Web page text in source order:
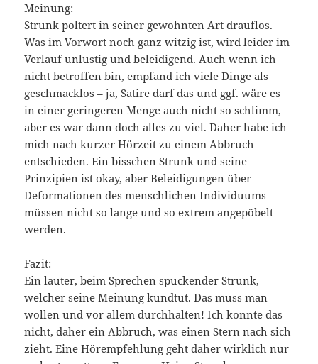
Meinung:
Strunk poltert in seiner gewohnten Art drauflos.
Was im Vorwort noch ganz witzig ist, wird leider im
Verlauf unlustig und beleidigend. Auch wenn ich
nicht betroffen bin, empfand ich viele Dinge als
geschmacklos – ja, Satire darf das und ggf. wäre es
in einer geringeren Menge auch nicht so schlimm,
aber es war dann doch alles zu viel. Daher habe ich
mich nach kurzer Hörzeit zu einem Abbruch
entschieden. Ein bisschen Strunk und seine
Prinzipien ist okay, aber Beleidigungen über
Deformationen des menschlichen Individuums
müssen nicht so lange und so extrem angepöbelt
werden.
Fazit:
Ein lauter, beim Sprechen spuckender Strunk,
welcher seine Meinung kundtut. Das muss man
wollen und vor allem durchhalten! Ich konnte das
nicht, daher ein Abbruch, was einen Stern nach sich
zieht. Eine Hörempfehlung geht daher wirklich nur